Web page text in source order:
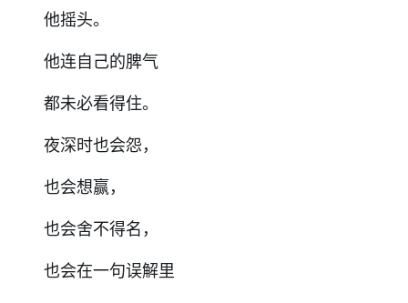
他摇头。
他连自己的脾气
都未必看得住。
夜深时也会怨，
也会想赢，
也会舍不得名，
也会在一句误解里